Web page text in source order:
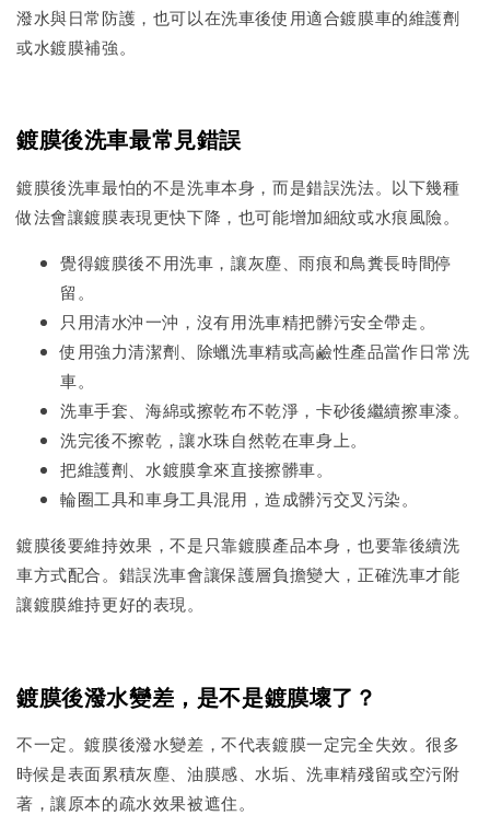
潑水與日常防護，也可以在洗車後使用適合鍍膜車的維護劑
或水鍍膜補強。
鍍膜後洗車最常見錯誤
鍍膜後洗車最怕的不是洗車本身，而是錯誤洗法。以下幾種
做法會讓鍍膜表現更快下降，也可能增加細紋或水痕風險。
覺得鍍膜後不用洗車，讓灰塵、雨痕和鳥糞長時間停
留。
只用清水沖一沖，沒有用洗車精把髒污安全帶走。
使用強力清潔劑、除蠟洗車精或高鹼性產品當作日常洗
車。
洗車手套、海綿或擦乾布不乾淨，卡砂後繼續擦車漆。
洗完後不擦乾，讓水珠自然乾在車身上。
把維護劑、水鍍膜拿來直接擦髒車。
輪圈工具和車身工具混用，造成髒污交叉污染。
鍍膜後要維持效果，不是只靠鍍膜產品本身，也要靠後續洗
車方式配合。錯誤洗車會讓保護層負擔變大，正確洗車才能
讓鍍膜維持更好的表現。
鍍膜後潑水變差，是不是鍍膜壞了？
不一定。鍍膜後潑水變差，不代表鍍膜一定完全失效。很多
時候是表面累積灰塵、油膜感、水垢、洗車精殘留或空污附
著，讓原本的疏水效果被遮住。